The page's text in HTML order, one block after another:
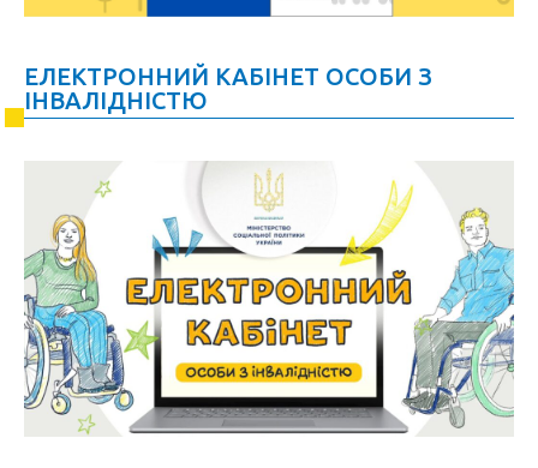
ЕЛЕКТРОННИЙ КАБІНЕТ ОСОБИ З
ІНВАЛІДНІСТЮ